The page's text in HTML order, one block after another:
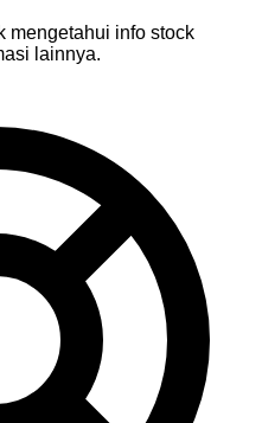
mengetahui info stock
lainnya.